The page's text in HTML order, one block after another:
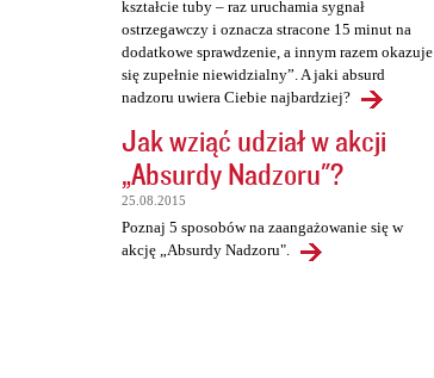
kształcie tuby – raz uruchamia sygnał
ostrzegawczy i oznacza stracone 15 minut na
dodatkowe sprawdzenie, a innym razem okazuje
się zupełnie niewidzialny”. A jaki absurd
nadzoru uwiera Ciebie najbardziej?
Jak wziąć udział w akcji
„Absurdy Nadzoru"?
25.08.2015
Poznaj 5 sposobów na zaangażowanie się w
akcję „Absurdy Nadzoru".